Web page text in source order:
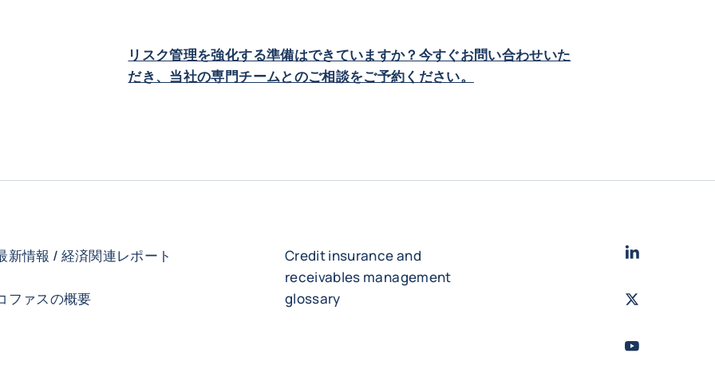
リスク管理を強化する準備はできていますか？今すぐお問い合わせいた
だき、当社の専門チームとのご相談をご予約ください。
新情報 / 経済関連レポート
ファスの概要
Credit insurance and
receivables management
glossary
LinkedIn
Twitter
Youtube